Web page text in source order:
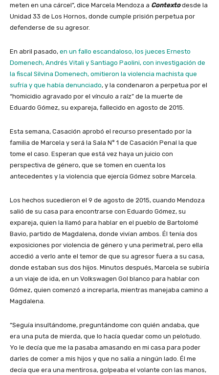
meten en una cárcel”, dice Marcela Mendoza a Contextodesde la
Unidad 33 de Los Hornos, donde cumple prisión perpetua por
defenderse de su agresor.
En abril pasado, en un fallo escandaloso, los jueces Ernesto
Domenech, Andrés Vitali y Santiago Paolini, con investigación de
la fiscal Silvina Domenech, omitieron la violencia machista que
sufría y que había denunciado, y la condenaron a perpetua por el
“homicidio agravado por el vínculo a raíz” de la muerte de
Eduardo Gómez, su expareja, fallecido en agosto de 2015.
Esta semana, Casación aprobó el recurso presentado por la
familia de Marcela y será la Sala N° 1 de Casación Penal la que
tome el caso. Esperan que está vez haya un juicio con
perspectiva de género, que se tomen en cuenta los
antecedentes y la violencia que ejercía Gómez sobre Marcela.
Los hechos sucedieron el 9 de agosto de 2015, cuando Mendoza
salió de su casa para encontrarse con Eduardo Gómez, su
expareja, quien la llamó para hablar en el pueblo de Bartolomé
Bavio, partido de Magdalena, donde vivían ambos. Él tenía dos
exposiciones por violencia de género y una perimetral, pero ella
accedió a verlo ante el temor de que su agresor fuera a su casa,
donde estaban sus dos hijos. Minutos después, Marcela se subiría
a un viaje de ida, en un Volkswagen Gol blanco para hablar con
Gómez, quien comenzó a increparla, mientras manejaba camino a
Magdalena.
“Seguía insultándome, preguntándome con quién andaba, que
era una puta de mierda, que lo hacía quedar como un pelotudo.
Yo le decía que me la pasaba amasando en mi casa para poder
darles de comer a mis hijos y que no salía a ningún lado. Él me
decía que era una mentirosa, golpeaba el volante con las manos,